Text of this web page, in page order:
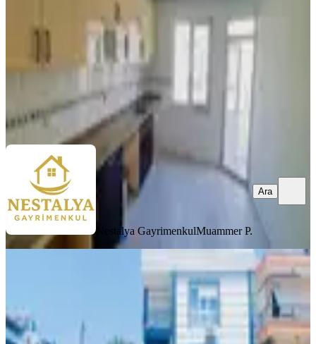
140 m²
35.000 ₺
Nestalya GayrimenkulMuammer P.
Ara
Nestalya GayrimenkulMuammer P.
Ara
Kepez Barış Mahallesi Dsi Arkası
Kiralık 1+1 Temiz Daire
Kepez, Barış Mahallesi
·55 m² ·Düz Giriş (Zemin) 08.08.2026